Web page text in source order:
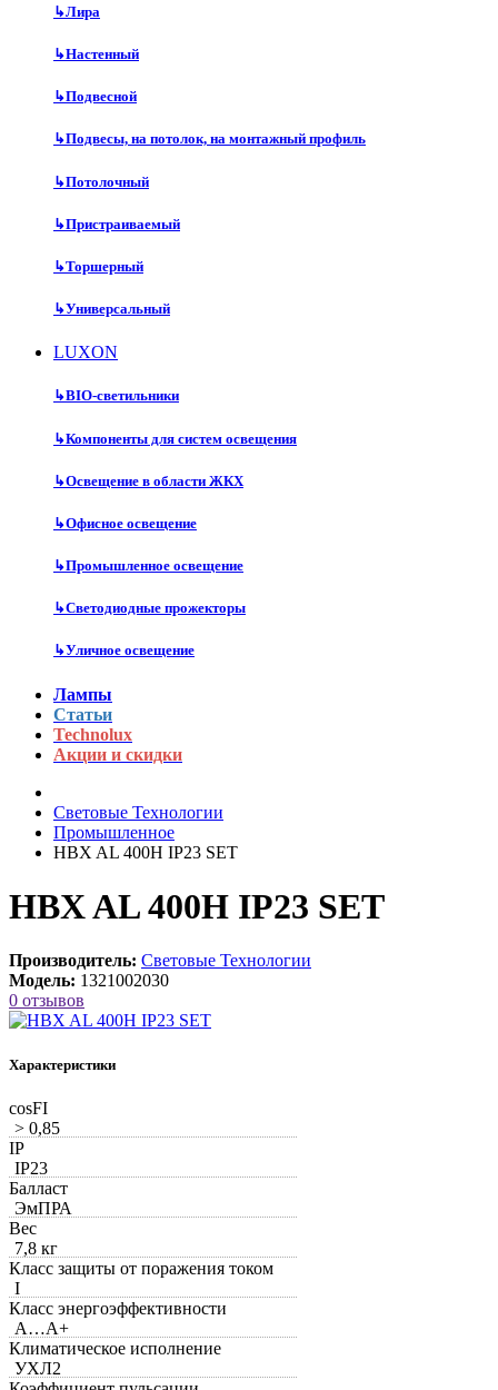
↳Лира
↳Настенный
↳Подвесной
↳Подвесы, на потолок, на монтажный профиль
↳Потолочный
↳Пристраиваемый
↳Торшерный
↳Универсальный
LUXON
↳BIO-светильники
↳Компоненты для систем освещения
↳Освещение в области ЖКХ
↳Офисное освещение
↳Промышленное освещение
↳Светодиодные прожекторы
↳Уличное освещение
Лампы
Статьи
Technolux
Акции и скидки
Световые Технологии
Промышленное
HBX AL 400H IP23 SET
HBX AL 400H IP23 SET
Производитель: Световые Технологии
Модель: 1321002030
0 отзывов
Характеристики
cosFI
> 0,85
IP
IP23
Балласт
ЭмПРА
Вес
7,8 кг
Класс защиты от поражения током
I
Класс энергоэффективности
A…A+
Климатическое исполнение
УХЛ2